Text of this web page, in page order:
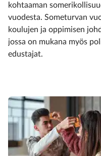
kohtaaman
vuodesta. Someturvan
koulujen ja oppimisen
jossa on mukana myös
edustajat.